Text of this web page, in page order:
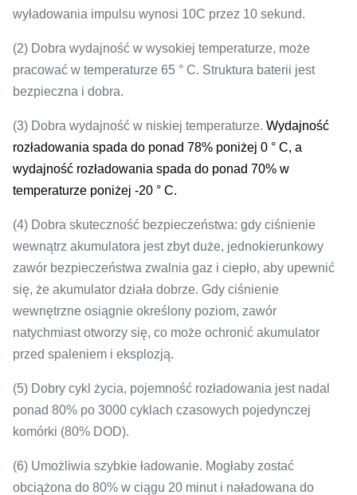
Temperatura pracy
Cykl życiowy 3000 cykli (0,5 C)
Wymiary 142 × 57 × 485 mm
Muszla PP
wyładowania impulsu wynosi 10C przez 10 sekund.
(2) Dobra wydajność w wysokiej temperaturze, może
pracować w temperaturze 65 ° C. Struktura baterii jest
bezpieczna i dobra.
(3) Dobra wydajność w niskiej temperaturze. Wydajność
rozładowania spada do ponad 78% poniżej 0 ° C, a
wydajność rozładowania spada do ponad 70% w
temperaturze poniżej -20 ° C.
(4) Dobra skuteczność bezpieczeństwa: gdy ciśnienie
wewnątrz akumulatora jest zbyt duże, jednokierunkowy
zawór bezpieczeństwa zwalnia gaz i ciepło, aby upewnić
się, że akumulator działa dobrze. Gdy ciśnienie
wewnętrzne osiągnie określony poziom, zawór
natychmiast otworzy się, co może ochronić akumulator
przed spaleniem i eksplozją.
(5) Dobry cykl życia, pojemność rozładowania jest nadal
ponad 80% po 3000 cyklach czasowych pojedynczej
komórki (80% DOD).
(6) Umożliwia szybkie ładowanie. Mogłaby zostać
obciążona do 80% w ciągu 20 minut i naładowana do